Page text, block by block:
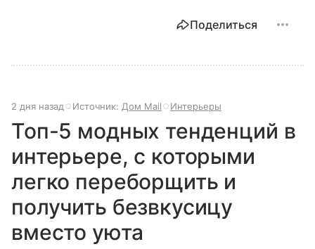
Поделиться
2 дня назад Источник: Дом Mail Интерьеры
Топ-5 модных тенденций в
интерьере, с которыми
легко переборщить и
получить безвкусицу
вместо уюта